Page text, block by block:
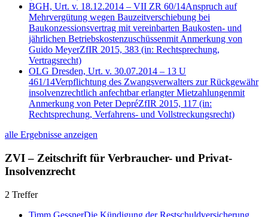
BGH, Urt. v. 18.12.2014 – VII ZR 60/14Anspruch auf
Mehrvergütung wegen Bauzeitverschiebung bei
Baukonzessionsvertrag mit vereinbarten Baukosten- und
jährlichen Betriebskostenzuschüssenmit Anmerkung von
Guido MeyerZfIR 2015, 383 (in: Rechtsprechung,
Vertragsrecht)
OLG Dresden, Urt. v. 30.07.2014 – 13 U
461/14Verpflichtung des Zwangsverwalters zur Rückgewähr
insolvenzrechtlich anfechtbar erlangter Mietzahlungenmit
Anmerkung von Peter DepréZfIR 2015, 117 (in:
Rechtsprechung, Verfahrens- und Vollstreckungsrecht)
alle Ergebnisse anzeigen
ZVI – Zeitschrift für Verbraucher- und Privat-
Insolvenzrecht
2 Treffer
Timm GessnerDie Kündigung der Restschuldversicherung